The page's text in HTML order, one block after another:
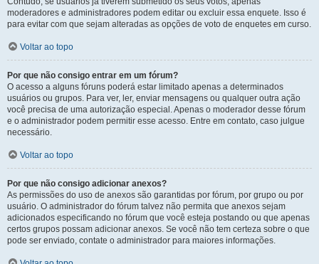
moderadores e administradores podem editar ou excluir essa enquete. Isso é
para evitar com que sejam alteradas as opções de voto de enquetes em curso.
Voltar ao topo
Por que não consigo entrar em um fórum?
O acesso a alguns fóruns poderá estar limitado apenas a determinados
usuários ou grupos. Para ver, ler, enviar mensagens ou qualquer outra ação
você precisa de uma autorização especial. Apenas o moderador desse fórum
e o administrador podem permitir esse acesso. Entre em contato, caso julgue
necessário.
Voltar ao topo
Por que não consigo adicionar anexos?
As permissões do uso de anexos são garantidas por fórum, por grupo ou por
usuário. O administrador do fórum talvez não permita que anexos sejam
adicionados especificando no fórum que você esteja postando ou que apenas
certos grupos possam adicionar anexos. Se você não tem certeza sobre o que
pode ser enviado, contate o administrador para maiores informações.